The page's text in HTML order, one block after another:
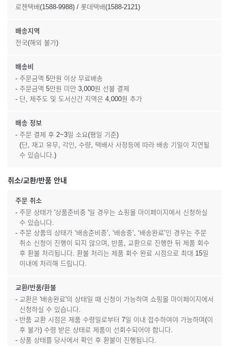
로젠택배(1588-9988) / 롯데택배(1588-2121)
배송지역
전국(해외 불가)
배송비
- 주문금액 5만원 이상 무료배송
- 주문금액 5만원 미만 3,000원 선불 결제
- 단, 제주도 및 도서산간 지역은 4,000원 추가
배송 정보
- 주문 결제 후 2~3일 소요(평일 기준)
(단, 재고 유무, 각인, 수량, 택배사 사정등에 따라 배송 기일이 지연될
수 있습니다.)
취소/교환/반품 안내
주문 취소
- 주문 상태가 '상품준비중 '일 경우는 쇼핑몰 마이페이지에서 신청하실
수 있습니다.
- 주문 상품의 상태가 ‘배송준비중’, ‘배송중’, ‘배송완료’인 경우는 주문
취소 신청이 진행이 되지 않으며, 반품, 교환으로 진행한 뒤 제품 회수
후 환불 처리됩니다. 환불 처리는 제품 회수 완료 시점으로 최대 15일
이내에 처리해 드립니다.
교환/반품/환불
- 교환은 '배송완료'의 상태일 때 신청이 가능하며 쇼핑몰 마이페이지에서
신청하실 수 있습니다.
- 반품 교환 시점은 제품 수령일로부터 7일 이내 접수하여야 가능하며(이
후 불가) 수령 받은 상태로 제품이 선회수되어야 합니다.
- 상품 상태를 당사에서 확인 후 환불이 진행됩니다.